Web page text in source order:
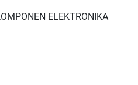
ELEKTRONIKA